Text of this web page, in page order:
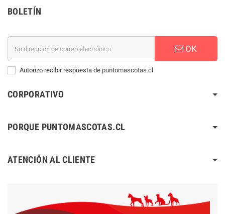
BOLETÍN
OK
Autorizo recibir respuesta de puntomascotas.cl
CORPORATIVO
PORQUE PUNTOMASCOTAS.CL
ATENCIÓN AL CLIENTE